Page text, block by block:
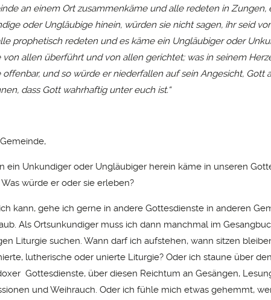
an einem Ort zusammenkäme und alle redeten in Zungen,
oder Ungläubige hinein, würden sie nicht sagen, ihr seid
prophetisch redeten und es käme ein Ungläubiger oder
von allen überführt und von allen gerichtet; was in seinem
offenbar, und so würde er niederfallen auf sein Angesicht, Gott
dass Gott wahrhaftig unter euch ist.“
ein Unkundiger oder Ungläubiger herein käme in unseren
Was würde er oder sie erleben?
kann, gehe ich gerne in andere Gottesdienste in anderen
Als Ortsunkundiger muss ich dann manchmal im
Liturgie suchen. Wann darf ich aufstehen, wann sitzen
lutherische oder unierte Liturgie? Oder ich staune über
Gottesdienste, über diesen Reichtum an Gesängen,
und Weihrauch. Oder ich fühle mich etwas gehemmt,